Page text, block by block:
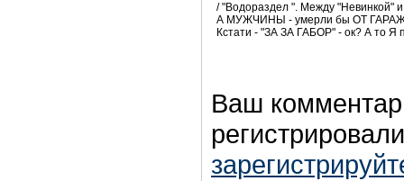
/ "Водораздел ". Между "Невинкой"
А МУЖЧИНЫ - умерли бы ОТ
Кстати - "ЗА ЗА ГАБОР" - ок? А то Я
Ваш